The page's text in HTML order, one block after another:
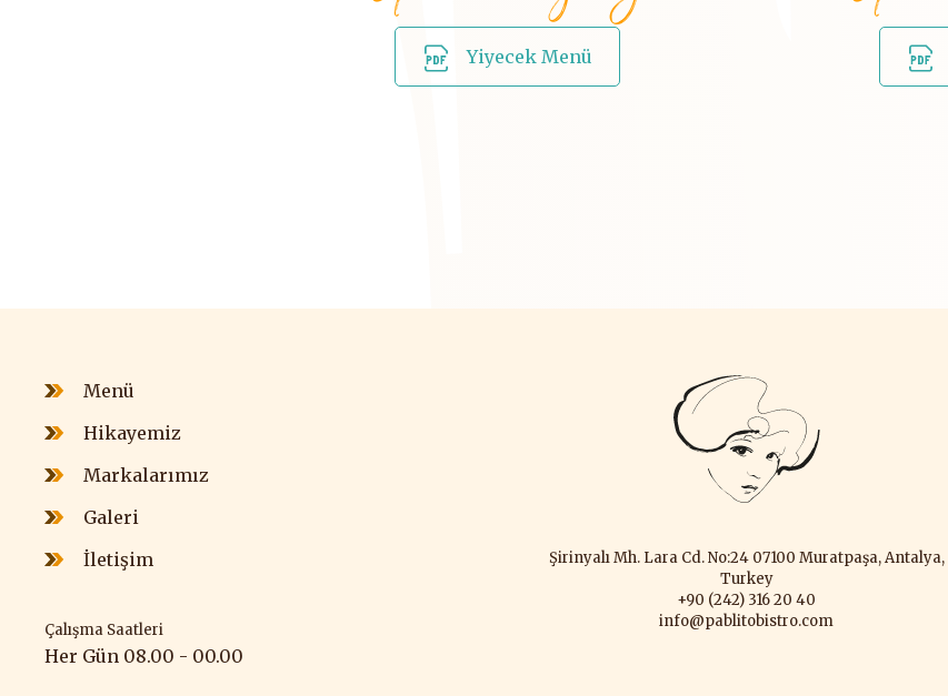
Yiyecek Menü
Menü
Hikayemiz
Markalarımız
Galeri
İletişim
Çalışma Saatleri
Her Gün 08.00 - 00.00
Şirinyalı Mh. Lara Cd. No:24 07100 Muratpaşa, Antalya,
Turkey
+90 (242) 316 20 40
info@pablitobistro.com